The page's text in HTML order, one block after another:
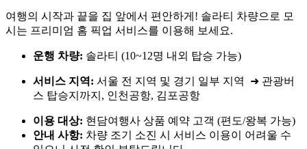
여행의 시작과 끝을 집 앞에서 편안하게! 솔라티 차량으로 모
시는 프리미엄 홈 픽업 서비스를 이용해 보세요.
운행 차량: 솔라티 (10~12명 내외 탑승 가능)
서비스 지역: 서울 전 지역 및 경기 일부 지역 ➜ 관광버
스 탑승지까지, 인천공항, 김포공항
이용 대상: 현담여행사 상품 예약 고객 (편도/왕복 가능)
안내 사항: 차량 조기 소진 시 서비스 이용이 어려울 수